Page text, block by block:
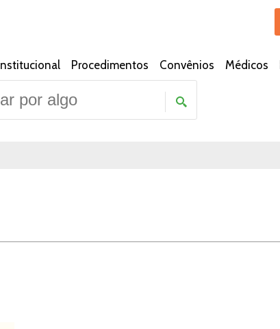
Institucional Procedimentos Convênios Médicos